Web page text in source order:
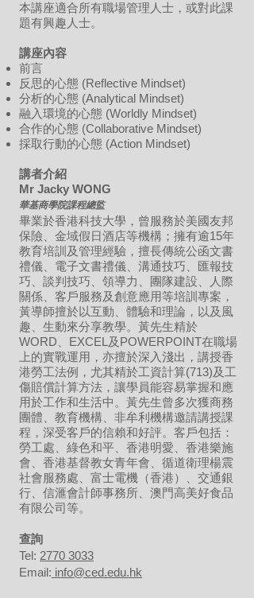
本講座適合所有職場管理人士，或對此課
題有興趣人士。
講座內容
前言
反思的心態 (Reflective Mindset)
分析的心態 (Analytical Mindset)
融入環境的心態 (Worldly Mindset)
合作的心態 (Collaborative Mindset)
採取行動的心態 (Action Mindset)
講者介紹
Mr Jacky WONG
華基商學院課程總監
畢業於香港科技大學，曾服務於美國友邦
保險、金域假日酒店等機構；擁有逾15年
教育培訓及管理經驗，擅長傳統公函文書
禮儀、電子文書禮儀、溝通技巧、匯報技
巧、談判技巧、領導力、團隊建設、人際
關係、客戶服務及創意應用等培訓專案，
黃導師擅於以互動、體驗和理論，以及風
趣、生動來分享教學。黃先生精於
WORD、EXCEL及POWERPOINT在職場
上的實戰運用，亦擅於深入淺出，講授香
港勞工法例，尤其精於工資計算(713)及工
傷賠償計算方法，讓學員能容易掌握和應
用於工作和生活中。黃先生曾多次獲商務
團體、教育機構、非牟利機構邀請講授課
程，深受客戶的信賴和好評。客戶包括：
勞工處、綠色和平、香港明愛、香港樂施
會、香港基督教女青年會、循道衛理楊震
社會服務處、富士電機（香港）、交通銀
行、信滙會計師事務所、澳門高美好食品
有限公司等。
​查詢
Tel: 2770 3033
Email: info@ced.edu.hk